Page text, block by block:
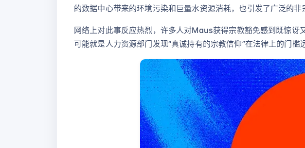
的数据中心带来的环境污染和巨量水资源消耗，也引发了广泛的
网络上对此事反应热烈，许多人对Maus获得宗教豁免感到既惊
可能就是人力资源部门发现“真诚持有的宗教信仰”在法律上的门槛